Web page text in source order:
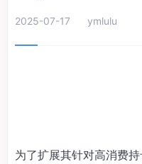
2025-07-17 ymlulu
为了扩展其针对高消费